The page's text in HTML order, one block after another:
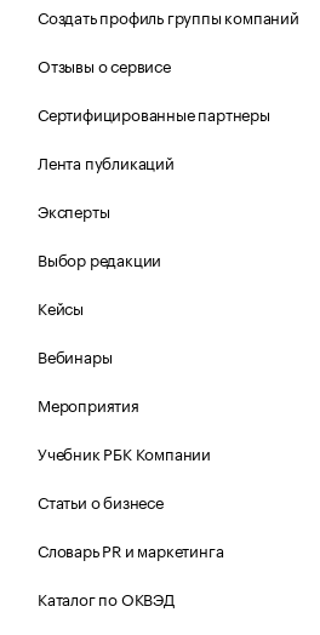
Создать профиль группы компаний
Отзывы о сервисе
Сертифицированные партнеры
Лента публикаций
Эксперты
Выбор редакции
Кейсы
Вебинары
Мероприятия
Учебник РБК Компании
Статьи о бизнесе
Словарь PR и маркетинга
Каталог по ОКВЭД